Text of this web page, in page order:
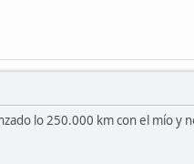
lo 250.000 km con el mío